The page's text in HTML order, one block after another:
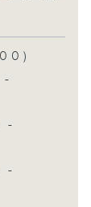
-
-
-